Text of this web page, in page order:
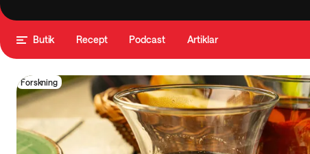
Butik Recept Podcast Artiklar
Forskning